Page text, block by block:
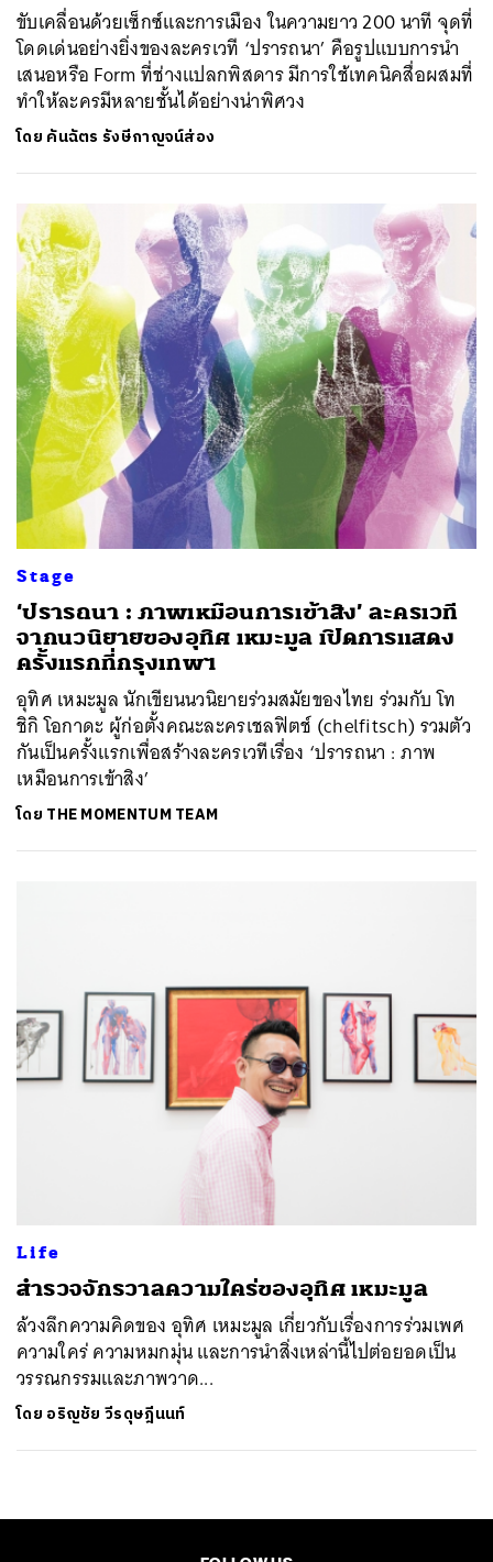
ขับเคลื่อนด้วยเซ็กซ์และการเมือง ในความยาว 200 นาที จุดที่
โดดเด่นอย่างยิ่งของละครเวที ‘ปรารถนา’ คือรูปแบบการนำ
เสนอหรือ Form ที่ช่างแปลกพิสดาร มีการใช้เทคนิคสื่อผสมที่
ทำให้ละครมีหลายชั้นได้อย่างน่าพิศวง
โดย คันฉัตร รังษีกาญจน์ส่อง
Stage
‘ปรารถนา : ภาพเหมือนการเข้าสิง’ ละครเวที
จากนวนิยายของอุทิศ เหมะมูล เปิดการแสดง
ครั้งแรกที่กรุงเทพฯ
อุทิศ เหมะมูล นักเขียนนวนิยายร่วมสมัยของไทย ร่วมกับ โท
ชิกิ โอกาดะ ผู้ก่อตั้งคณะละครเชลฟิตช์ (chelfitsch) รวมตัว
กันเป็นครั้งแรกเพื่อสร้างละครเวทีเรื่อง ‘ปรารถนา : ภาพ
เหมือนการเข้าสิง’
โดย THE MOMENTUM TEAM
Life
สำรวจจักรวาลความใคร่ของอุทิศ เหมะมูล
ล้วงลึกความคิดของ อุทิศ เหมะมูล เกี่ยวกับเรื่องการร่วมเพศ
ความใคร่ ความหมกมุ่น และการนำสิ่งเหล่านี้ไปต่อยอดเป็น
วรรณกรรมและภาพวาด...
โดย อริญชัย วีรดุษฎีนนท์
ค้นหา
SHARE TWEET LINE EMAIL